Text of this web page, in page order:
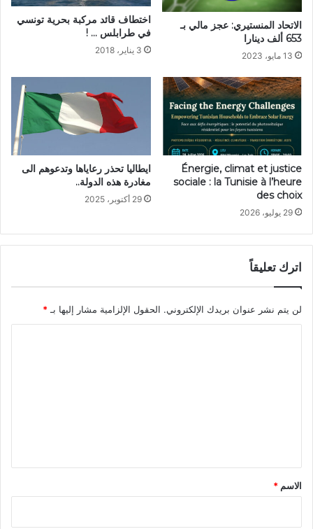
الاتحاد المنستيري: عجز مالي بـ
653 ألف دينارا
13 مايو، 2023
اختطاف قائد مركبة بحرية تونسي
في طرابلس … !
3 يناير، 2018
Énergie, climat et justice
sociale : la Tunisie à l’heure
des choix
29 يوليو، 2026
ايطاليا تحذر رعاياها وتدعوهم الى
مغادرة هذه الدولة..
29 أكتوبر، 2025
اترك تعليقاً
لن يتم نشر عنوان بريدك الإلكتروني. الحقول الإلزامية مشار إليها بـ*
*
الاسم *